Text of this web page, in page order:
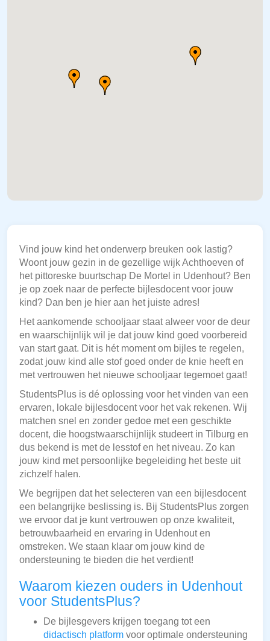
Vind jouw kind het onderwerp breuken ook lastig?
Woont jouw gezin in de gezellige wijk Achthoeven of
het pittoreske buurtschap De Mortel in Udenhout? Ben
je op zoek naar de perfecte bijlesdocent voor jouw
kind? Dan ben je hier aan het juiste adres!
Het aankomende schooljaar staat alweer voor de deur
en waarschijnlijk wil je dat jouw kind goed voorbereid
van start gaat. Dit is hét moment om bijles te regelen,
zodat jouw kind alle stof goed onder de knie heeft en
met vertrouwen het nieuwe schooljaar tegemoet gaat!
StudentsPlus is dé oplossing voor het vinden van een
ervaren, lokale bijlesdocent voor het vak rekenen. Wij
matchen snel en zonder gedoe met een geschikte
docent, die hoogstwaarschijnlijk studeert in Tilburg en
dus bekend is met de lesstof en het niveau. Zo kan
jouw kind met persoonlijke begeleiding het beste uit
zichzelf halen.
We begrijpen dat het selecteren van een bijlesdocent
een belangrijke beslissing is. Bij StudentsPlus zorgen
we ervoor dat je kunt vertrouwen op onze kwaliteit,
betrouwbaarheid en ervaring in Udenhout en
omstreken. We staan klaar om jouw kind de
ondersteuning te bieden die het verdient!
Waarom kiezen ouders in Udenhout
voor StudentsPlus?
De bijlesgevers krijgen toegang tot een
didactisch platform voor optimale ondersteuning